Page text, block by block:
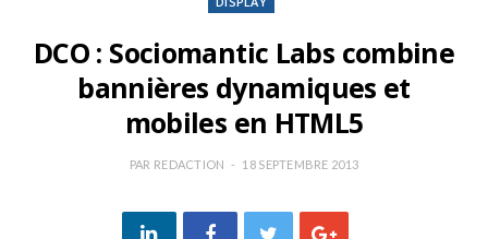
DCO : Sociomantic Labs combine
bannières dynamiques et
mobiles en HTML5
PAR REDACTION 18 SEPTEMBRE 2013